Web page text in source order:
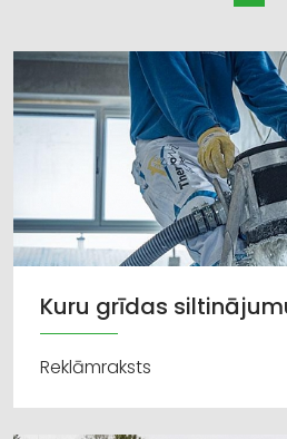
Kuru grīdas
Reklāmraksts